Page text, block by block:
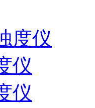
度仪
仪
仪